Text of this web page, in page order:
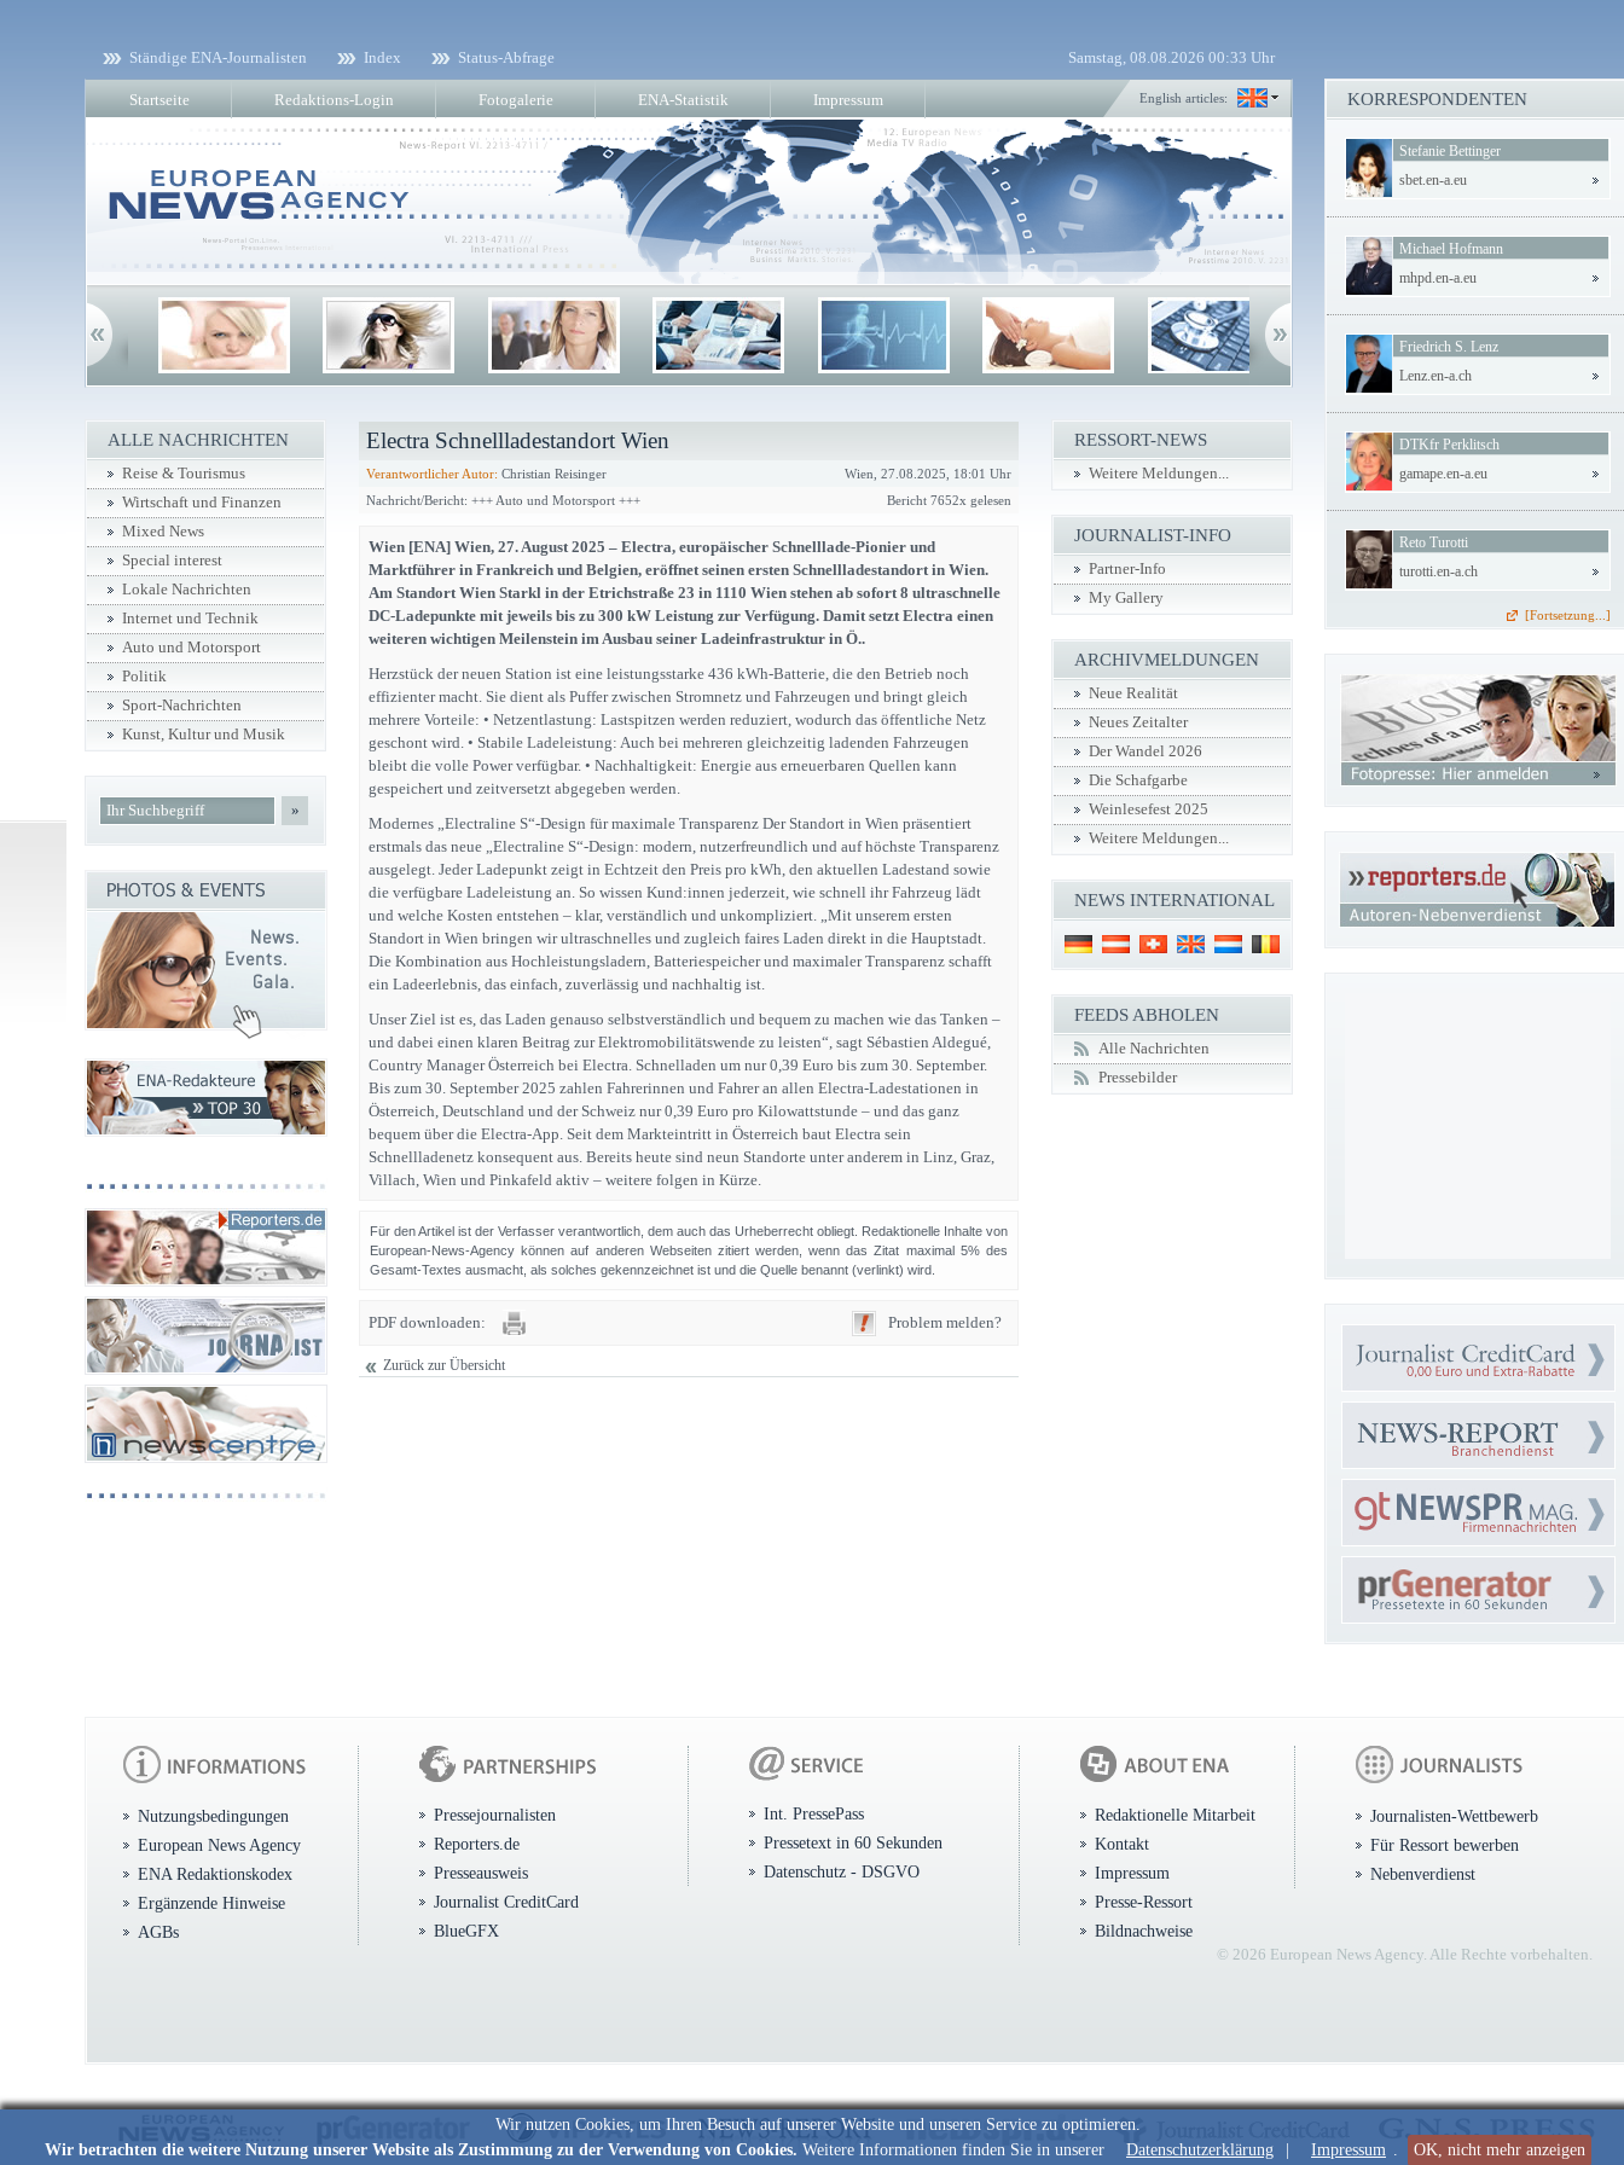
Wir nutzen Cookies, um Ihren Besuch auf unserer Website und unseren Service zu optimieren.
Wir betrachten die weitere Nutzung unserer Website als Zustimmung zu der Verwendung von Cookies. Weitere Informationen finden Sie in unserer Datenschutzerklärung Impressum . OK, nicht mehr anzeigen
Ständige ENA-Journalisten Index Status-Abfrage Samstag, 08.08.2026 00:33 Uhr
Startseite Redaktions-Login Fotogalerie ENA-Statistik Impressum English articles:
Electra Schnellladestandort Wien
Verantwortlicher Autor: Christian Reisinger
Wien, 27.08.2025, 18:01 Uhr
Nachricht/Bericht: +++ Auto und Motorsport +++
Bericht 7652x gelesen
Wien [ENA] Wien, 27. August 2025 – Electra, europäischer Schnelllade-Pionier und
Marktführer in Frankreich und Belgien, eröffnet seinen ersten Schnellladestandort in Wien.
Am Standort Wien Starkl in der Etrichstraße 23 in 1110 Wien stehen ab sofort 8 ultraschnelle
DC-Ladepunkte mit jeweils bis zu 300 kW Leistung zur Verfügung. Damit setzt Electra einen
weiteren wichtigen Meilenstein im Ausbau seiner Ladeinfrastruktur in Ö..
Herzstück der neuen Station ist eine leistungsstarke 436 kWh-Batterie, die den Betrieb noch
effizienter macht. Sie dient als Puffer zwischen Stromnetz und Fahrzeugen und bringt gleich
mehrere Vorteile: • Netzentlastung: Lastspitzen werden reduziert, wodurch das öffentliche Netz
geschont wird. • Stabile Ladeleistung: Auch bei mehreren gleichzeitig ladenden Fahrzeugen
bleibt die volle Power verfügbar. • Nachhaltigkeit: Energie aus erneuerbaren Quellen kann
gespeichert und zeitversetzt abgegeben werden.
Modernes „Electraline S“-Design für maximale Transparenz Der Standort in Wien präsentiert
erstmals das neue „Electraline S“-Design: modern, nutzerfreundlich und auf höchste Transparenz
ausgelegt. Jeder Ladepunkt zeigt in Echtzeit den Preis pro kWh, den aktuellen Ladestand sowie
die verfügbare Ladeleistung an. So wissen Kund:innen jederzeit, wie schnell ihr Fahrzeug lädt
und welche Kosten entstehen – klar, verständlich und unkompliziert. „Mit unserem ersten
Standort in Wien bringen wir ultraschnelles und zugleich faires Laden direkt in die Hauptstadt.
Die Kombination aus Hochleistungsladern, Batteriespeicher und maximaler Transparenz schafft
ein Ladeerlebnis, das einfach, zuverlässig und nachhaltig ist.
Unser Ziel ist es, das Laden genauso selbstverständlich und bequem zu machen wie das Tanken –
und dabei einen klaren Beitrag zur Elektromobilitätswende zu leisten“, sagt Sébastien Aldegué,
Country Manager Österreich bei Electra. Schnelladen um nur 0,39 Euro bis zum 30. September.
Bis zum 30. September 2025 zahlen Fahrerinnen und Fahrer an allen Electra-Ladestationen in
Österreich, Deutschland und der Schweiz nur 0,39 Euro pro Kilowattstunde – und das ganz
bequem über die Electra-App. Seit dem Markteintritt in Österreich baut Electra sein
Schnellladenetz konsequent aus. Bereits heute sind neun Standorte unter anderem in Linz, Graz,
Villach, Wien und Pinkafeld aktiv – weitere folgen in Kürze.
Für den Artikel ist der Verfasser verantwortlich, dem auch das Urheberrecht obliegt. Redaktionelle Inhalte von
European-News-Agency können auf anderen Webseiten zitiert werden, wenn das Zitat maximal 5% des
Gesamt-Textes ausmacht, als solches gekennzeichnet ist und die Quelle benannt (verlinkt) wird.
PDF downloaden: Problem melden?
Zurück zur Übersicht
ALLE NACHRICHTEN
Reise & Tourismus
Wirtschaft und Finanzen
Mixed News
Special interest
Lokale Nachrichten
Internet und Technik
Auto und Motorsport
Politik
Sport-Nachrichten
Kunst, Kultur und Musik
»
RESSORT-NEWS
Weitere Meldungen...
JOURNALIST-INFO
Partner-Info
My Gallery
ARCHIVMELDUNGEN
Neue Realität
Neues Zeitalter
Der Wandel 2026
Die Schafgarbe
Weinlesefest 2025
Weitere Meldungen...
NEWS INTERNATIONAL
FEEDS ABHOLEN
Alle Nachrichten
Pressebilder
KORRESPONDENTEN
Stefanie Bettinger
sbet.en-a.eu
Michael Hofmann
mhpd.en-a.eu
Friedrich S. Lenz
Lenz.en-a.ch
DTKfr Perklitsch
gamape.en-a.eu
Reto Turotti
turotti.en-a.ch
[Fortsetzung...]
Nutzungsbedingungen
European News Agency
ENA Redaktionskodex
Ergänzende Hinweise
AGBs
Pressejournalisten
Reporters.de
Presseausweis
Journalist CreditCard
BlueGFX
Int. PressePass
Pressetext in 60 Sekunden
Datenschutz - DSGVO
Redaktionelle Mitarbeit
Kontakt
Impressum
Presse-Ressort
Bildnachweise
Journalisten-Wettbewerb
Für Ressort bewerben
Nebenverdienst
© 2026 European News Agency. Alle Rechte vorbehalten.